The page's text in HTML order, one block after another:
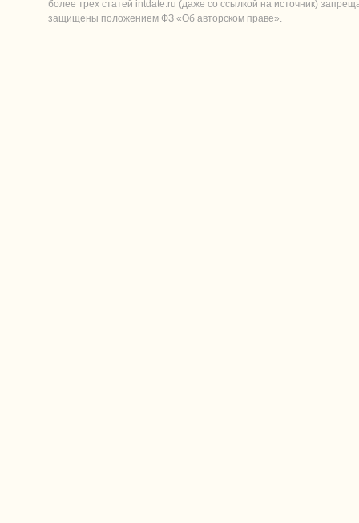
более трех статей intdate.ru (даже со ссылкой на источник)
защищены положением ФЗ «Об авторском праве».